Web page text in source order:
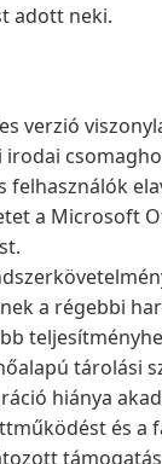
adott neki.
verzió
felhasználók
a Microsoft
a régebbi
tárolási
hiánya
és a